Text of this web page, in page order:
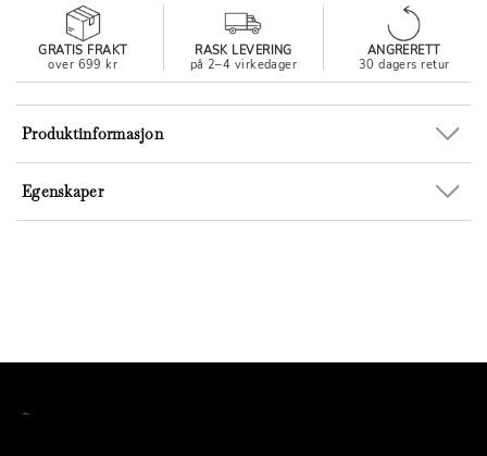
GRATIS FRAKT
over 699 kr
RASK LEVERING
på 2–4 virkedager
ANGRERETT
30 dagers retur
Egenskaper
Produktinformasjon